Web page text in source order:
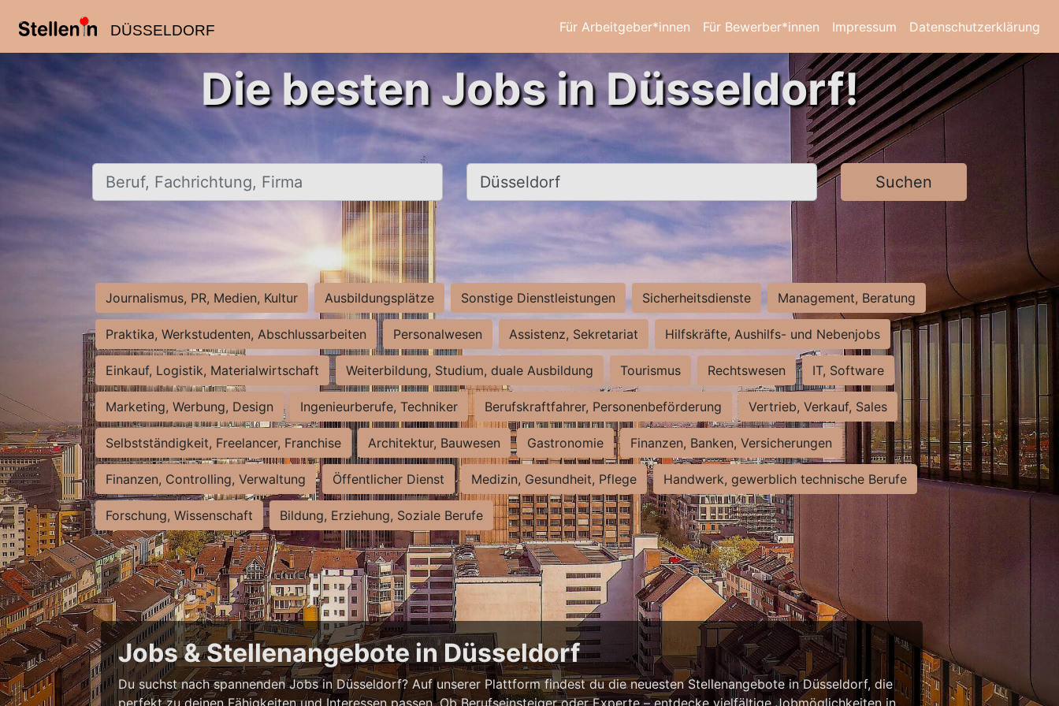
DÜSSELDORF Für Arbeitgeber*innen Für Bewerber*innen Impressum Datenschutzerklärung
Die besten Jobs in Düsseldorf!
Beruf, Fachrichtung, Firma Ort, Stadt Suchen
Journalismus, PR, Medien, Kultur Ausbildungsplätze Sonstige Dienstleistungen Sicherheitsdienste Management, Beratung
Praktika, Werkstudenten, Abschlussarbeiten Personalwesen Assistenz, Sekretariat Hilfskräfte, Aushilfs- und Nebenjobs
Einkauf, Logistik, Materialwirtschaft Weiterbildung, Studium, duale Ausbildung Tourismus Rechtswesen IT, Software
Marketing, Werbung, Design Ingenieurberufe, Techniker Berufskraftfahrer, Personenbeförderung Vertrieb, Verkauf, Sales
Selbstständigkeit, Freelancer, Franchise Architektur, Bauwesen Gastronomie Finanzen, Banken, Versicherungen
Finanzen, Controlling, Verwaltung Öffentlicher Dienst Medizin, Gesundheit, Pflege Handwerk, gewerblich technische Berufe
Forschung, Wissenschaft Bildung, Erziehung, Soziale Berufe
Jobs & Stellenangebote in Düsseldorf
Du suchst nach spannenden Jobs in Düsseldorf? Auf unserer Plattform findest du die neuesten Stellenangebote in Düsseldorf, die